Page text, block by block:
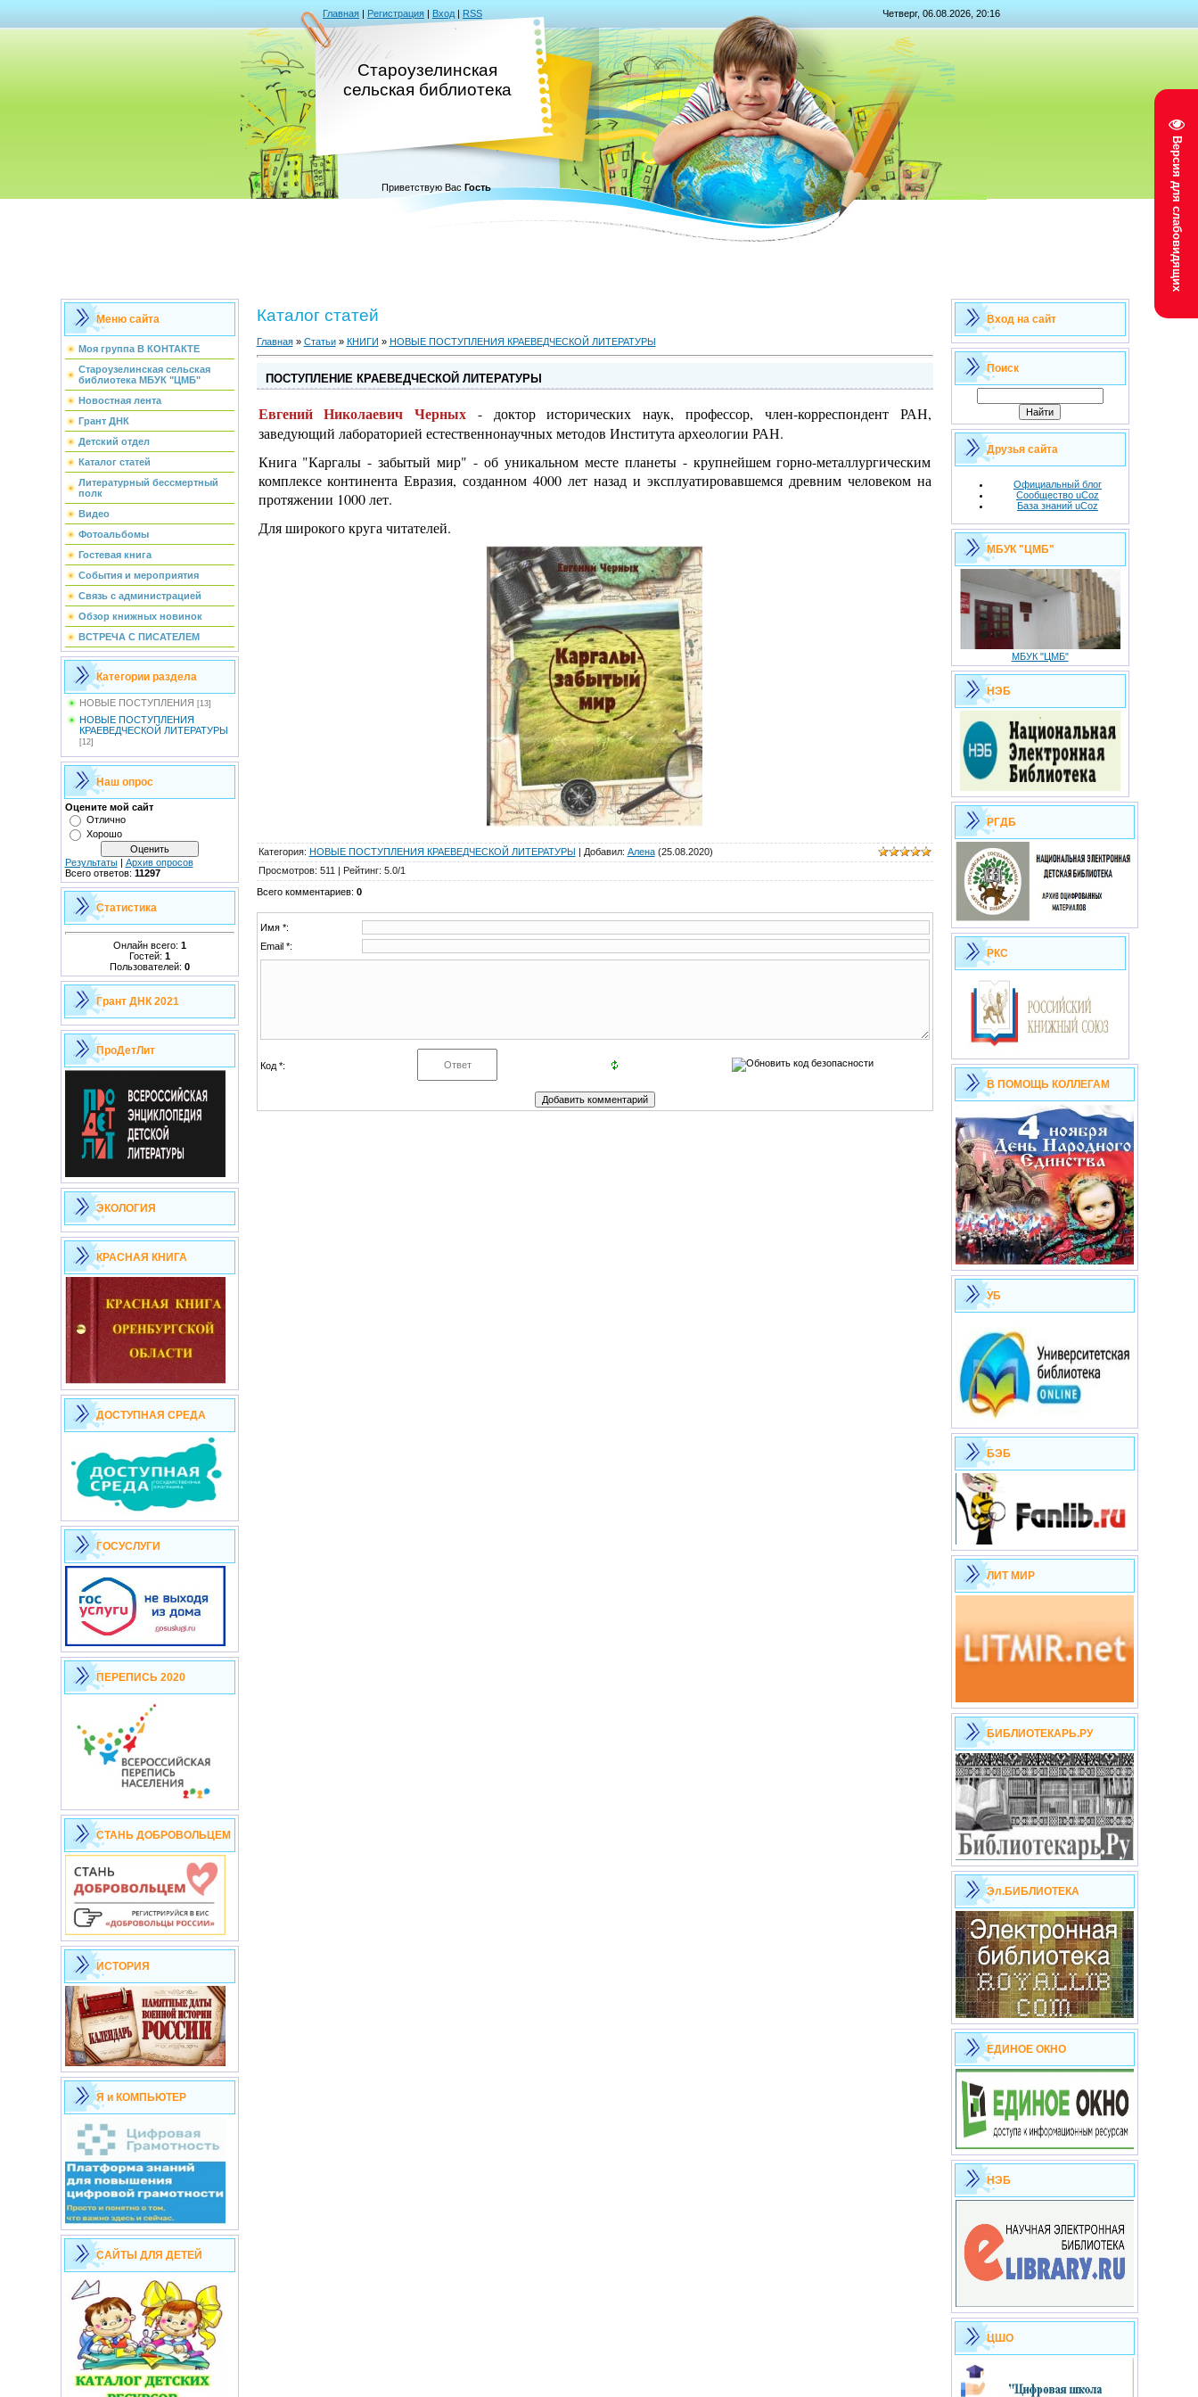
Версия для слабовидящих
Главная | Регистрация | Вход | RSS Четверг, 06.08.2026, 20:16
Староузелинская
сельская библиотека
Приветствую Вас Гость
Меню сайта
Моя группа В КОНТАКТЕ
Староузелинская сельская
библиотека МБУК "ЦМБ"
Новостная лента
Грант ДНК
Детский отдел
Каталог статей
Литературный бессмертный
полк
Видео
Фотоальбомы
Гостевая книга
События и мероприятия
Связь с администрацией
Обзор книжных новинок
ВСТРЕЧА С ПИСАТЕЛЕМ
Категории раздела
НОВЫЕ ПОСТУПЛЕНИЯ [13]
НОВЫЕ ПОСТУПЛЕНИЯ
КРАЕВЕДЧЕСКОЙ ЛИТЕРАТУРЫ
[12]
Наш опрос
Оцените мой сайт
Отлично
Хорошо
Результаты| Архив опросов
Всего ответов: 11297
Статистика
Онлайн всего: 1
Гостей: 1
Пользователей: 0
Грант ДНК 2021
ПроДетЛит
ЭКОЛОГИЯ
КРАСНАЯ КНИГА
ДОСТУПНАЯ СРЕДА
ГОСУСЛУГИ
ПЕРЕПИСЬ 2020
СТАНЬ ДОБРОВОЛЬЦЕМ
ИСТОРИЯ
Я и КОМПЬЮТЕР
САЙТЫ ДЛЯ ДЕТЕЙ
Каталог статей
Главная» Статьи» КНИГИ » НОВЫЕ ПОСТУПЛЕНИЯ КРАЕВЕДЧЕСКОЙ ЛИТЕРАТУРЫ
ПОСТУПЛЕНИЕ КРАЕВЕДЧЕСКОЙ ЛИТЕРАТУРЫ
Евгений Николаевич Черных - доктор исторических наук, профессор, член-корреспондент РАН,
заведующий лабораторией естественнонаучных методов Института археологии РАН.
Книга "Каргалы - забытый мир" - об уникальном месте планеты - крупнейшем горно-металлургическим
комплексе континента Евразия, созданном 4000 лет назад и эксплуатировавшемся древним человеком на
протяжении 1000 лет.
Для широкого круга читателей.
Категория: НОВЫЕ ПОСТУПЛЕНИЯ КРАЕВЕДЧЕСКОЙ ЛИТЕРАТУРЫ | Добавил: Алена(25.08.2020)
Просмотров: 511 | Рейтинг: 5.0/1
Всего комментариев: 0
Имя *:
Email *:
Код *:
Вход на сайт
Поиск
Друзья сайта
Официальный блог
Сообщество uCoz
База знаний uCoz
МБУК "ЦМБ"
МБУК "ЦМБ"
НЭБ
РГДБ
РКС
В ПОМОЩЬ КОЛЛЕГАМ
УБ
БЭБ
ЛИТ МИР
БИБЛИОТЕКАРЬ.РУ
Эл.БИБЛИОТЕКА
ЕДИНОЕ ОКНО
НЭБ
ЦШО